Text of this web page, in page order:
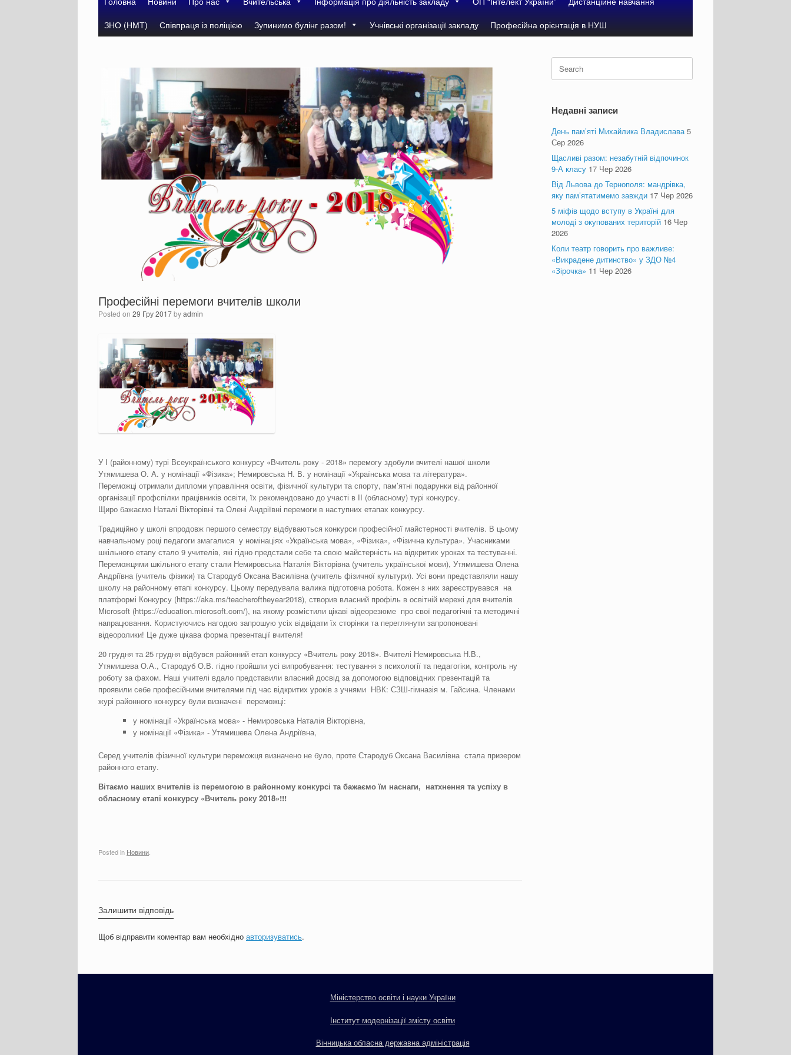
ЗНО (НМТ)
Співпраця із поліцією Зупинимо булінг разом! Учнівські організації закладу Професійна орієнтація в НУШ
Професійні перемоги вчителів школи
Posted on 29 Гру 2017byadmin
У І (районному) турі Всеукраїнського конкурсу «Вчитель року - 2018» перемогу здобули вчителі нашої школи
Утямишева О. А. у номінації «Фізика»; Немировська Н. В. у номінації «Українська мова та література».
Переможці отримали дипломи управління освіти, фізичної культури та спорту, пам’ятні подарунки від районної
організації профспілки працівників освіти, їх рекомендовано до участі в ІІ (обласному) турі конкурсу.
Щиро бажаємо Наталі Вікторівні та Олені Андріївні перемоги в наступних етапах конкурсу.
Традиційно у школі впродовж першого семестру відбуваються конкурси професійної майстерності вчителів. В цьому
навчальному році педагоги змагалися у номінаціях «Українська мова», «Фізика», «Фізична культура». Учасниками
шкільного етапу стало 9 учителів, які гідно предстали себе та свою майстерність на відкритих уроках та тестуванні.
Переможцями шкільного етапу стали Немировська Наталія Вікторівна (учитель української мови), Утямишева Олена
Андріївна (учитель фізики) та Стародуб Оксана Василівна (учитель фізичної культури). Усі вони представляли нашу
школу на районному етапі конкурсу. Цьому передувала валика підготовча робота. Кожен з них зареєструвався на
платформі Конкурсу (https://aka.ms/teacheroftheyear2018), створив власний профіль в освітній мережі для вчителів
Microsoft (https://education.microsoft.com/), на якому розмістили цікаві відеорезюме про свої педагогічні та методичні
напрацювання. Користуючись нагодою запрошую усіх відвідати їх сторінки та переглянути запропоновані
відеоролики! Це дуже цікава форма презентації вчителя!
20 грудня та 25 грудня відбувся районний етап конкурсу «Вчитель року 2018». Вчителі Немировська Н.В.,
Утямишева О.А., Стародуб О.В. гідно пройшли усі випробування: тестування з психології та педагогіки, контроль ну
роботу за фахом. Наші учителі вдало представили власний досвід за допомогою відповідних презентацій та
проявили себе професійними вчителями під час відкритих уроків з учнями НВК: СЗШ-гімназія м. Гайсина. Членами
журі районного конкурсу були визначені переможці:
у номінації «Українська мова» - Немировська Наталія Вікторівна,
у номінації «Фізика» - Утямишева Олена Андріївна,
Серед учителів фізичної культури переможця визначено не було, проте Стародуб Оксана Василівна стала призером
районного етапу.
Вітаємо наших вчителів із перемогою в районному конкурсі та бажаємо їм наснаги, натхнення та успіху в
обласному етапі конкурсу «Вчитель року 2018»!!!
Posted in Новини
Залишити відповідь
Щоб відправити коментар вам необхідно авторизуватись.
Search
for:
Недавні записи
День пам’яті Михайлика Владислава 5
Сер 2026
Щасливі разом: незабутній відпочинок
9-А класу 17 Чер 2026
Від Львова до Тернополя: мандрівка,
яку пам’ятатимемо завжди 17 Чер 2026
5 міфів щодо вступу в Україні для
молоді з окупованих територій 16 Чер
2026
Коли театр говорить про важливе:
«Викрадене дитинство» у ЗДО №4
«Зірочка» 11 Чер 2026
Міністерство освіти і науки України
Інститут модернізації змісту освіти
Вінницька обласна державна адміністрація